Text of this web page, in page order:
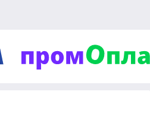
спеціалісти виконують
того, фірма проводить
систем та розробляє